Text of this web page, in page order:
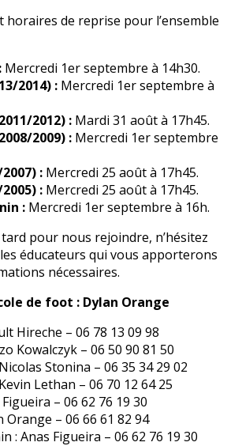
horaires de reprise pour l’ensemble
Mercredi 1er septembre à 14h30.
2014) : Mercredi 1er septembre à
2012) : Mardi 31 août à 17h45.
2009) : Mercredi 1er septembre
: Mercredi 25 août à 17h45.
: Mercredi 25 août à 17h45.
: Mercredi 1er septembre à 16h.
pour nous rejoindre, n’hésitez
éducateurs qui vous apporterons
nécessaires.
de foot : Dylan Orange
Hireche – 06 78 13 09 98
Kowalczyk – 06 50 90 81 50
Stonina – 06 35 34 29 02
Lethan – 06 70 12 64 25
– 06 62 76 19 30
Orange – 06 66 61 82 94
: Anas Figueira – 06 62 76 19 30